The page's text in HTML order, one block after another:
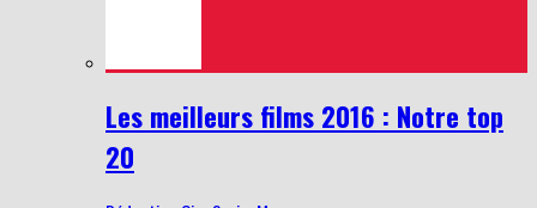
Les meilleurs films 2016 : Notre top
20